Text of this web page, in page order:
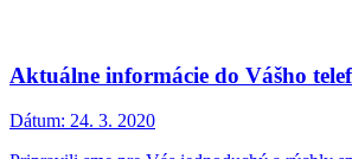
Aktuálne informácie do Vášho
Dátum: 24. 3. 2020